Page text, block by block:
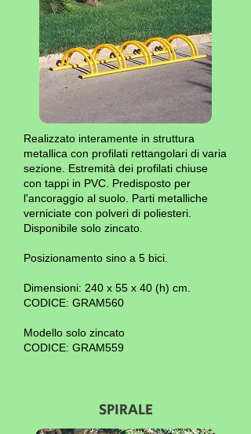
Realizzato interamente in struttura
metallica con profilati rettangolari di varia
sezione. Estremità dei profilati chiuse
con tappi in PVC. Predisposto per
l'ancoraggio al suolo. Parti metalliche
verniciate con polveri di poliesteri.
Disponibile solo zincato.
Posizionamento sino a 5 bici.
Dimensioni: 240 x 55 x 40 (h) cm.
CODICE: GRAM560
Modello solo zincato
CODICE: GRAM559
SPIRALE